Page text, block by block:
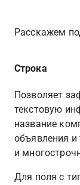
Расскажем
Строка
Позволяет
текстовую
название
объявления
и
Для поля с